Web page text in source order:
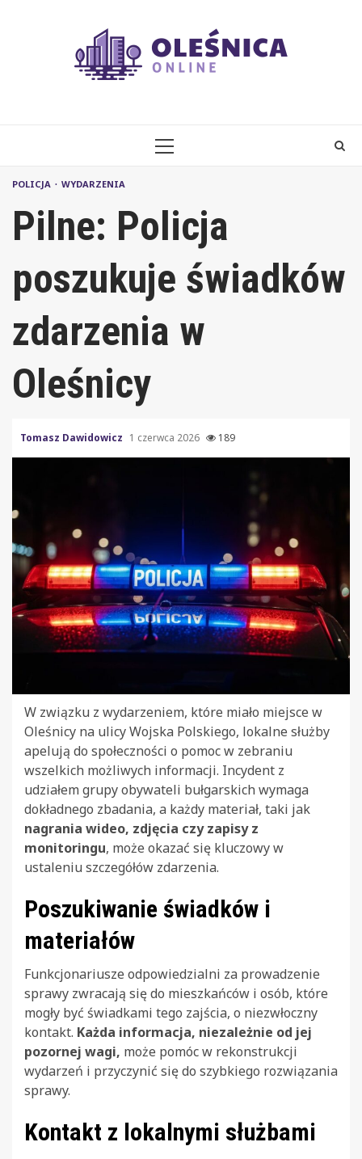
PRIMARY
POLICJA WYDARZENIA
Pilne: Policja
poszukuje świadków
zdarzenia w
Oleśnicy
Tomasz Dawidowicz 1 czerwca 2026 189
W związku z wydarzeniem, które miało miejsce w
Oleśnicy na ulicy Wojska Polskiego, lokalne służby
apelują do społeczności o pomoc w zebraniu
wszelkich możliwych informacji. Incydent z
udziałem grupy obywateli bułgarskich wymaga
dokładnego zbadania, a każdy materiał, taki jak
nagrania wideo, zdjęcia czy zapisy z
monitoringu, może okazać się kluczowy w
ustaleniu szczegółów zdarzenia.
Poszukiwanie świadków i
materiałów
Funkcjonariusze odpowiedzialni za prowadzenie
sprawy zwracają się do mieszkańców i osób, które
mogły być świadkami tego zajścia, o niezwłoczny
kontakt. Każda informacja, niezależnie od jej
pozornej wagi, może pomóc w rekonstrukcji
wydarzeń i przyczynić się do szybkiego rozwiązania
sprawy.
Kontakt z lokalnymi służbami